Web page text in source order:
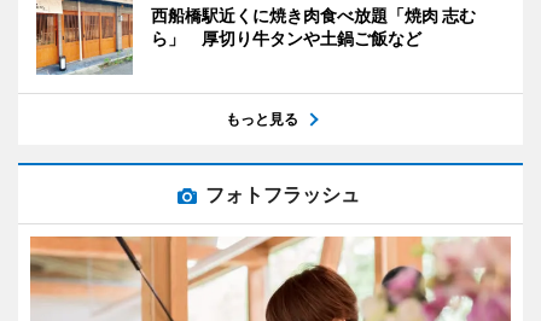
西船橋駅近くに焼き肉食べ放題「焼肉 志む
ら」 厚切り牛タンや土鍋ご飯など
もっと見る
フォトフラッシュ